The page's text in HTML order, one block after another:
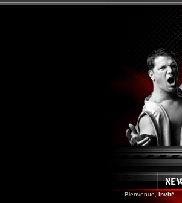
Bienvenue, Invité